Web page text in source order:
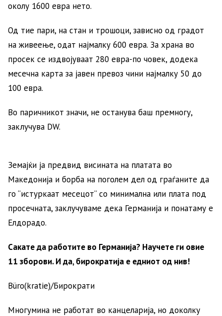
околу 1600 евра нето.
Од тие пари, на стан и трошоци, зависно од градот
на живеење, одат најмалку 600 евра. За храна во
просек се издвојуваат 280 евра-по човек, додека
месечна карта за јавен превоз чини најмалку 50 до
100 евра.
Во паричникот значи, не останува баш премногу,
заклучува DW.
Земајќи ја предвид висината на платата во
Македонија и борба на поголем дел од граѓаните да
го “истуркаат месецот“ со минимална или плата под
просечната, заклучуваме дека Германија и понатаму е
Елдорадо.
Сакате да работите во Германија? Научете ги овие
11 зборови. И да, бирократија е едниот од нив!
Büro(kratie)/Бирократи
Многумина не работат во канцеларија, но доколку